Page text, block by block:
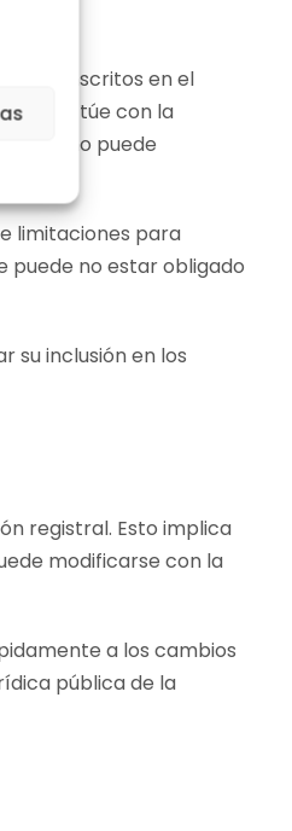
inscritos en el
interactúe con la
y no puede
limitaciones para
puede no estar obligado
su inclusión en los
registral. Esto implica
modificarse con la
a los cambios
pública de la